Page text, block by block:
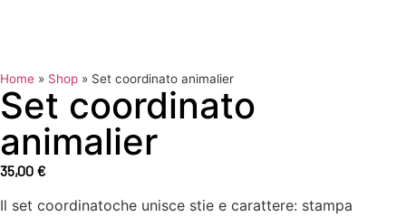
Home » Shop » Set coordinato animalier
Set coordinato
animalier
35,00 €
Il set coordinatoche unisce stie e carattere: stampa